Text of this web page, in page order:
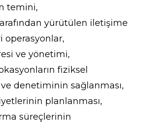
temini,
yürütülen iletişime
operasyonlar,
ve yönetimi,
fiziksel
denetiminin sağlanması,
planlanması,
süreçlerinin